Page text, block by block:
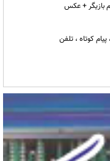
بازیگر + عکس
کوتاه ، تلفن